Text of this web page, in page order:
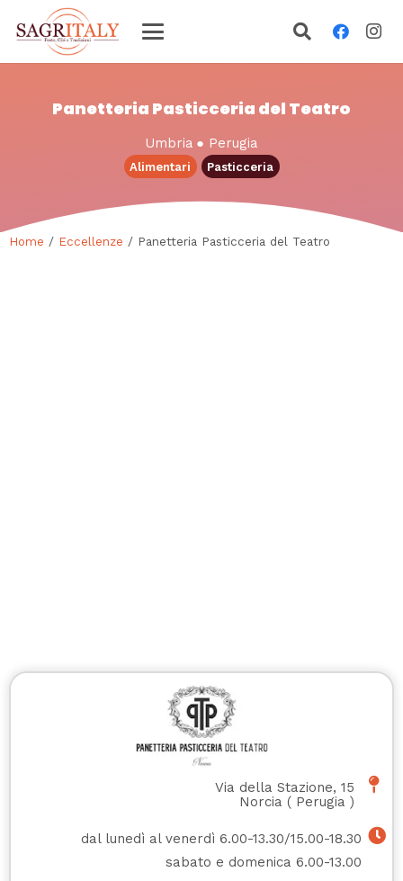
Panetteria Pasticceria del Teatro
Umbria ● Perugia
Alimentari Pasticceria
Home / Eccellenze / Panetteria Pasticceria del Teatro
Via della Stazione, 15
Norcia ( Perugia )
dal lunedì al venerdì 6.00-13.30/15.00-18.30
sabato e domenica 6.00-13.00